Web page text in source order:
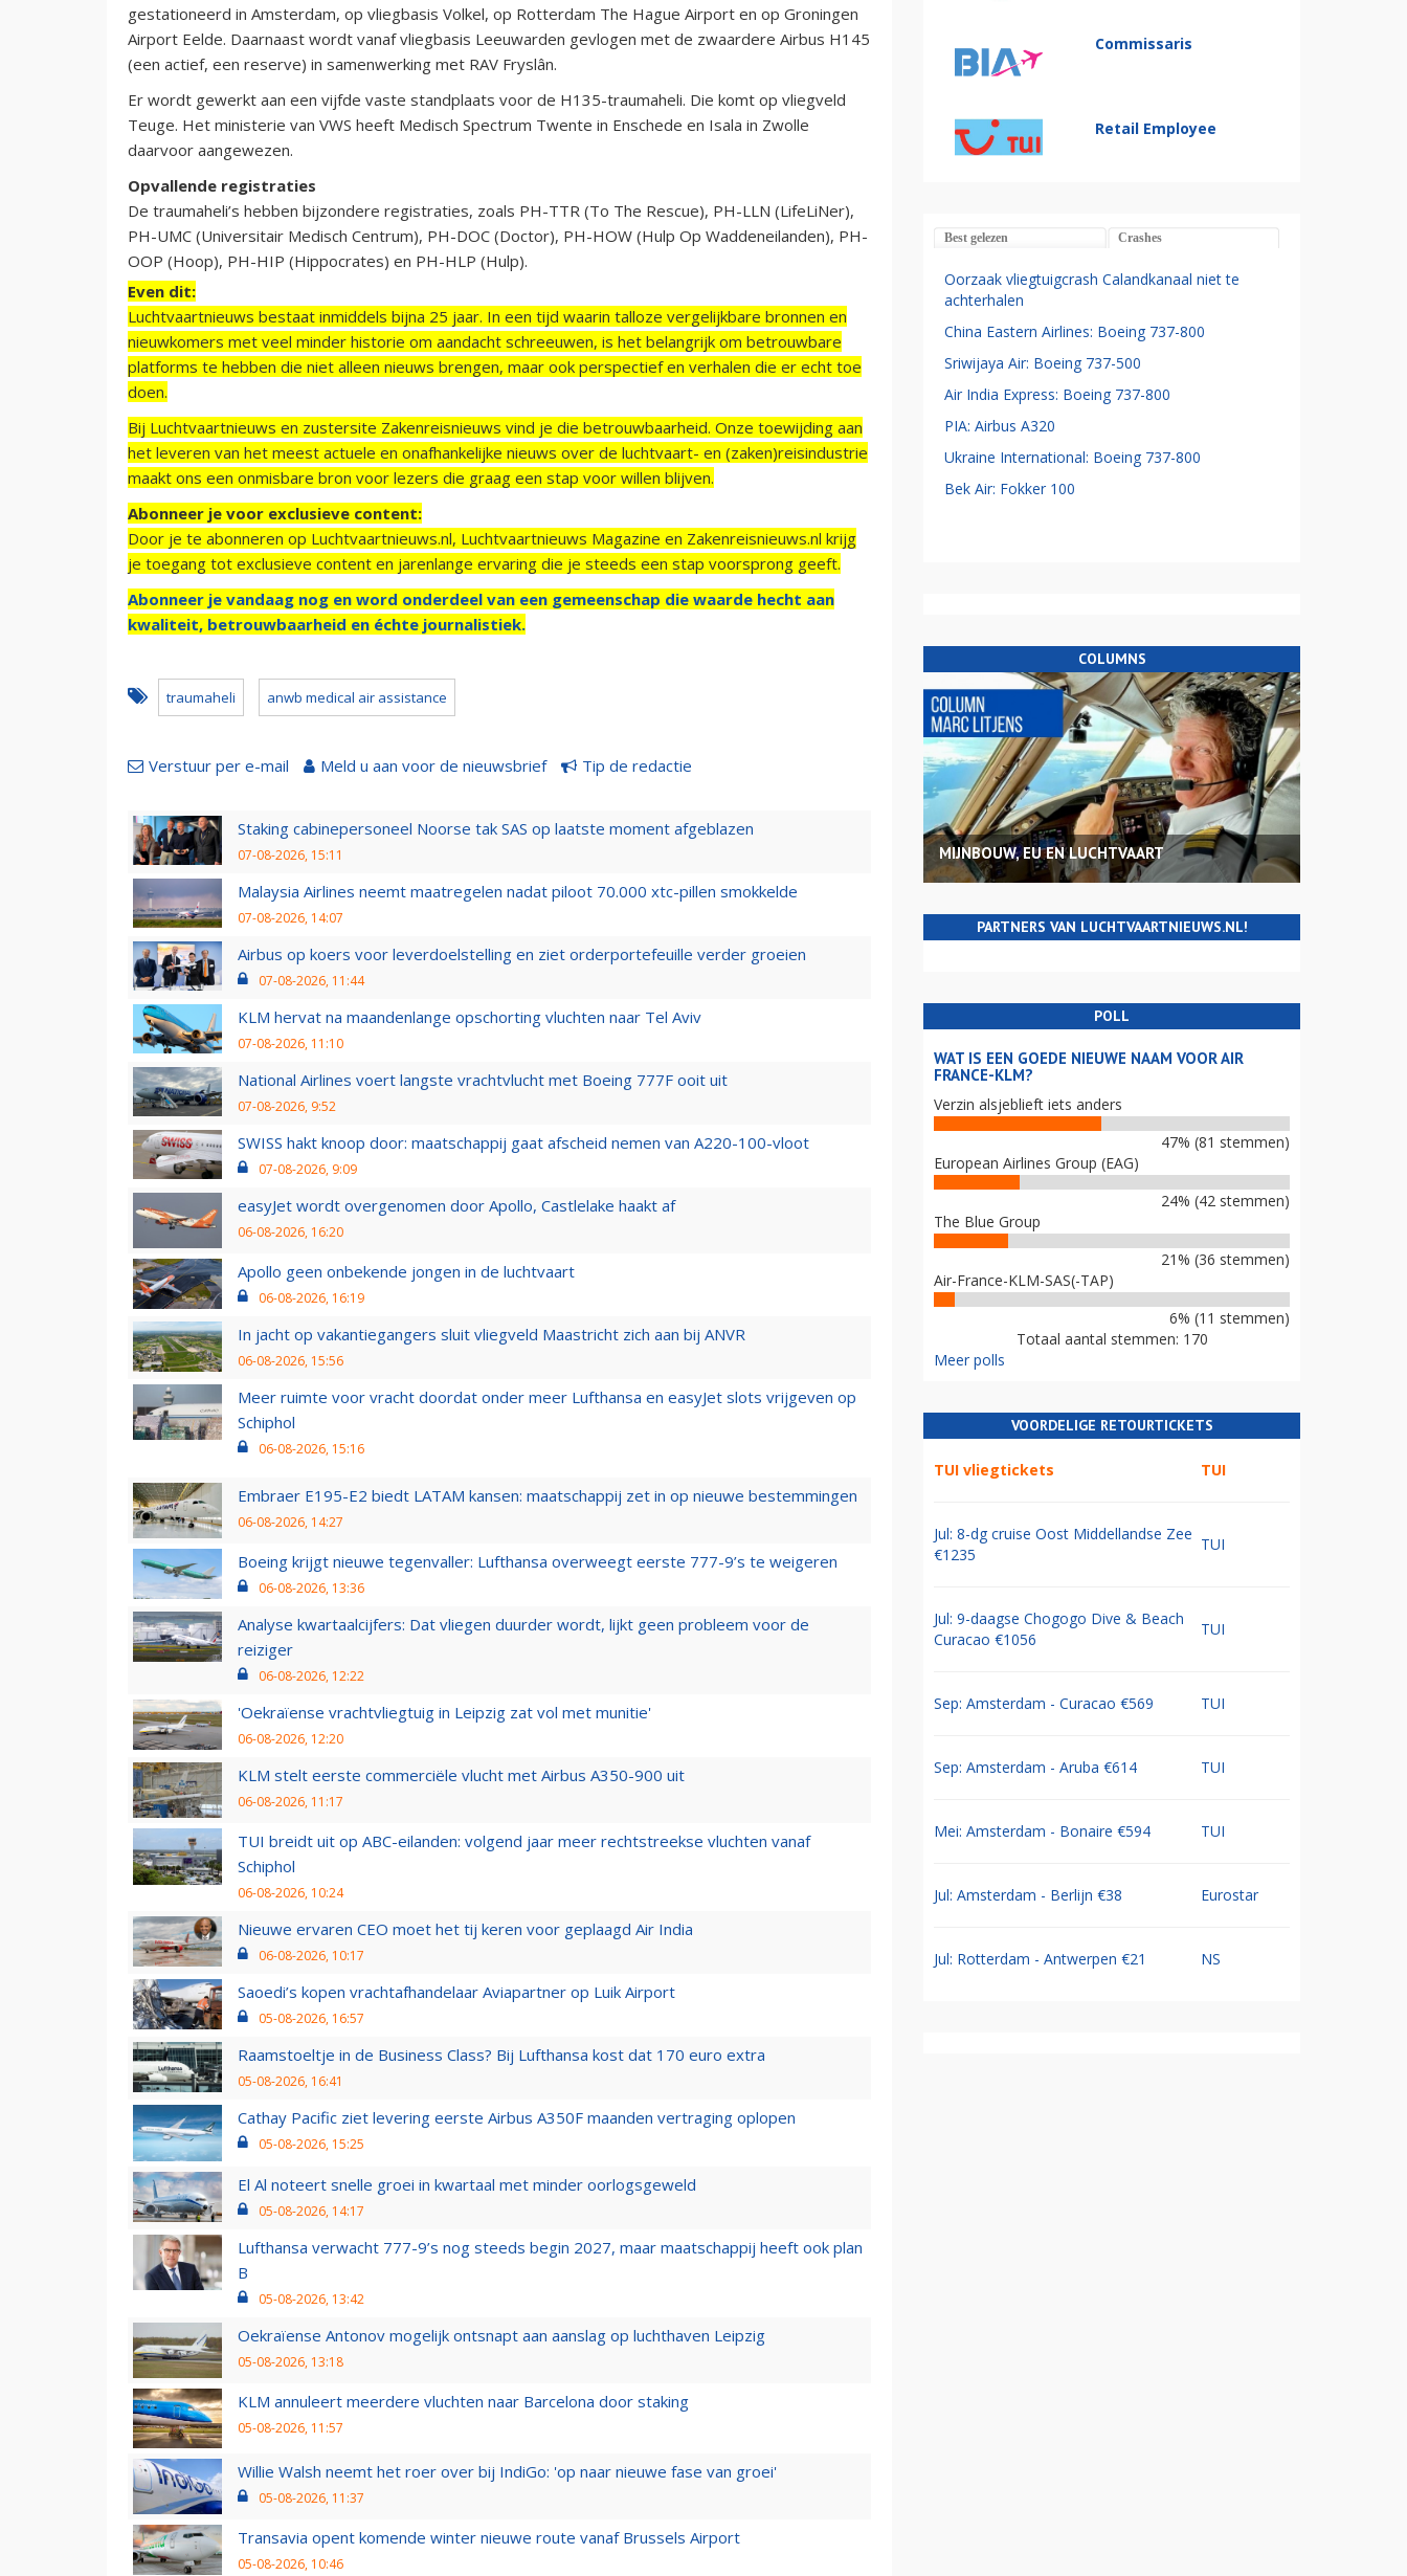
gestationeerd in Amsterdam, op vliegbasis Volkel, op Rotterdam The Hague Airport en op Groningen
Airport Eelde. Daarnaast wordt vanaf vliegbasis Leeuwarden gevlogen met de zwaardere Airbus H145
(een actief, een reserve) in samenwerking met RAV Fryslân.
Er wordt gewerkt aan een vijfde vaste standplaats voor de H135-traumaheli. Die komt op vliegveld
Teuge. Het ministerie van VWS heeft Medisch Spectrum Twente in Enschede en Isala in Zwolle
daarvoor aangewezen.
Opvallende registraties
De traumaheli’s hebben bijzondere registraties, zoals PH-TTR (To The Rescue), PH-LLN (LifeLiNer),
PH-UMC (Universitair Medisch Centrum), PH-DOC (Doctor), PH-HOW (Hulp Op Waddeneilanden), PH-
OOP (Hoop), PH-HIP (Hippocrates) en PH-HLP (Hulp).
Even dit:
Luchtvaartnieuws bestaat inmiddels bijna 25 jaar. In een tijd waarin talloze vergelijkbare bronnen en
nieuwkomers met veel minder historie om aandacht schreeuwen, is het belangrijk om betrouwbare
platforms te hebben die niet alleen nieuws brengen, maar ook perspectief en verhalen die er echt toe
doen.
Bij Luchtvaartnieuws en zustersite Zakenreisnieuws vind je die betrouwbaarheid. Onze toewijding aan
het leveren van het meest actuele en onafhankelijke nieuws over de luchtvaart- en (zaken)reisindustrie
maakt ons een onmisbare bron voor lezers die graag een stap voor willen blijven.
Abonneer je voor exclusieve content:
Door je te abonneren op Luchtvaartnieuws.nl, Luchtvaartnieuws Magazine en Zakenreisnieuws.nl krijg
je toegang tot exclusieve content en jarenlange ervaring die je steeds een stap voorsprong geeft.
Abonneer je vandaag nog en word onderdeel van een gemeenschap die waarde hecht aan
kwaliteit, betrouwbaarheid en échte journalistiek.
traumaheli anwb medical air assistance
Verstuur per e-mail Meld u aan voor de nieuwsbrief Tip de redactie
Staking cabinepersoneel Noorse tak SAS op laatste moment afgeblazen
07-08-2026, 15:11
Malaysia Airlines neemt maatregelen nadat piloot 70.000 xtc-pillen smokkelde
07-08-2026, 14:07
Airbus op koers voor leverdoelstelling en ziet orderportefeuille verder groeien
07-08-2026, 11:44
KLM hervat na maandenlange opschorting vluchten naar Tel Aviv
07-08-2026, 11:10
National Airlines voert langste vrachtvlucht met Boeing 777F ooit uit
07-08-2026, 9:52
SWISS hakt knoop door: maatschappij gaat afscheid nemen van A220-100-vloot
07-08-2026, 9:09
easyJet wordt overgenomen door Apollo, Castlelake haakt af
06-08-2026, 16:20
Apollo geen onbekende jongen in de luchtvaart
06-08-2026, 16:19
In jacht op vakantiegangers sluit vliegveld Maastricht zich aan bij ANVR
06-08-2026, 15:56
Meer ruimte voor vracht doordat onder meer Lufthansa en easyJet slots vrijgeven op
Schiphol
06-08-2026, 15:16
Embraer E195-E2 biedt LATAM kansen: maatschappij zet in op nieuwe bestemmingen
06-08-2026, 14:27
Boeing krijgt nieuwe tegenvaller: Lufthansa overweegt eerste 777-9’s te weigeren
06-08-2026, 13:36
Analyse kwartaalcijfers: Dat vliegen duurder wordt, lijkt geen probleem voor de
reiziger
06-08-2026, 12:22
'Oekraïense vrachtvliegtuig in Leipzig zat vol met munitie'
06-08-2026, 12:20
KLM stelt eerste commerciële vlucht met Airbus A350-900 uit
06-08-2026, 11:17
TUI breidt uit op ABC-eilanden: volgend jaar meer rechtstreekse vluchten vanaf
Schiphol
06-08-2026, 10:24
Nieuwe ervaren CEO moet het tij keren voor geplaagd Air India
06-08-2026, 10:17
Saoedi’s kopen vrachtafhandelaar Aviapartner op Luik Airport
05-08-2026, 16:57
Raamstoeltje in de Business Class? Bij Lufthansa kost dat 170 euro extra
05-08-2026, 16:41
Cathay Pacific ziet levering eerste Airbus A350F maanden vertraging oplopen
05-08-2026, 15:25
El Al noteert snelle groei in kwartaal met minder oorlogsgeweld
05-08-2026, 14:17
Lufthansa verwacht 777-9’s nog steeds begin 2027, maar maatschappij heeft ook plan
B
05-08-2026, 13:42
Oekraïense Antonov mogelijk ontsnapt aan aanslag op luchthaven Leipzig
05-08-2026, 13:18
KLM annuleert meerdere vluchten naar Barcelona door staking
05-08-2026, 11:57
Willie Walsh neemt het roer over bij IndiGo: 'op naar nieuwe fase van groei'
05-08-2026, 11:37
Transavia opent komende winter nieuwe route vanaf Brussels Airport
05-08-2026, 10:46
Commissaris
Retail Employee
Best gelezen Crashes
Oorzaak vliegtuigcrash Calandkanaal niet te
achterhalen
China Eastern Airlines: Boeing 737-800
Sriwijaya Air: Boeing 737-500
Air India Express: Boeing 737-800
PIA: Airbus A320
Ukraine International: Boeing 737-800
Bek Air: Fokker 100
COLUMNS
MIJNBOUW, EU EN LUCHTVAART
PARTNERS VAN LUCHTVAARTNIEUWS.NL!
POLL
WAT IS EEN GOEDE NIEUWE NAAM VOOR AIR
FRANCE-KLM?
Verzin alsjeblieft iets anders
47% (81 stemmen)
European Airlines Group (EAG)
24% (42 stemmen)
The Blue Group
21% (36 stemmen)
Air-France-KLM-SAS(-TAP)
6% (11 stemmen)
Totaal aantal stemmen: 170
Meer polls
VOORDELIGE RETOURTICKETS
TUI vliegtickets TUI
Jul: 8-dg cruise Oost Middellandse Zee
€1235
TUI
Jul: 9-daagse Chogogo Dive & Beach
Curacao €1056
TUI
Sep: Amsterdam - Curacao €569 TUI
Sep: Amsterdam - Aruba €614 TUI
Mei: Amsterdam - Bonaire €594 TUI
Jul: Amsterdam - Berlijn €38 Eurostar
Jul: Rotterdam - Antwerpen €21 NS